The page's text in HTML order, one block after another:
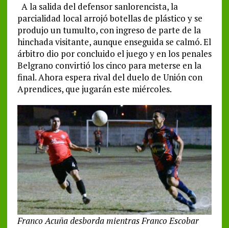
A la salida del defensor sanlorencista, la
parcialidad local arrojó botellas de plástico y se
produjo un tumulto, con ingreso de parte de la
hinchada visitante, aunque enseguida se calmó. El
árbitro dio por concluido el juego y en los penales
Belgrano convirtió los cinco para meterse en la
final. Ahora espera rival del duelo de Unión con
Aprendices, que jugarán este miércoles.
Franco Acuña desborda mientras Franco Escobar